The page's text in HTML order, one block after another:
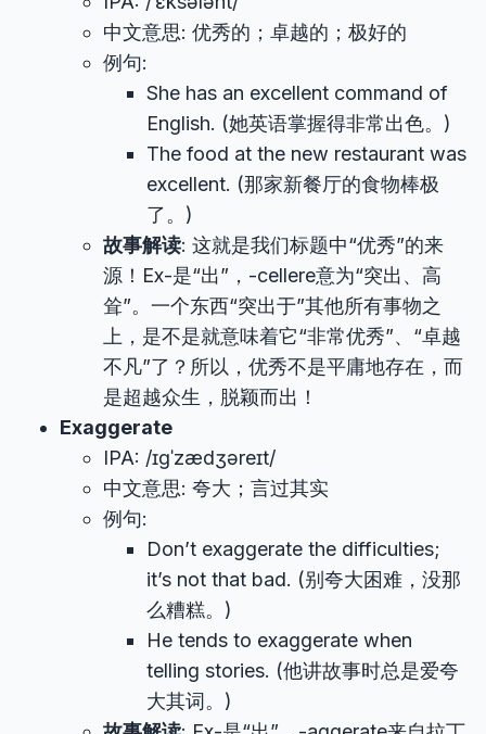
中文意思: 优秀的；卓越的；极好的
例句:
She has an excellent command of
English. (她英语掌握得非常出色。)
The food at the new restaurant was
excellent. (那家新餐厅的食物棒极
了。)
故事解读: 这就是我们标题中“优秀”的来
源！Ex-是“出”，-cellere意为“突出、高
耸”。一个东西“突出于”其他所有事物之
上，是不是就意味着它“非常优秀”、“卓越
不凡”了？所以，优秀不是平庸地存在，而
是超越众生，脱颖而出！
Exaggerate
IPA: /ɪɡˈzædʒəreɪt/
中文意思: 夸大；言过其实
例句:
Don’t exaggerate the difficulties;
it’s not that bad. (别夸大困难，没那
么糟糕。)
He tends to exaggerate when
telling stories. (他讲故事时总是爱夸
大其词。)